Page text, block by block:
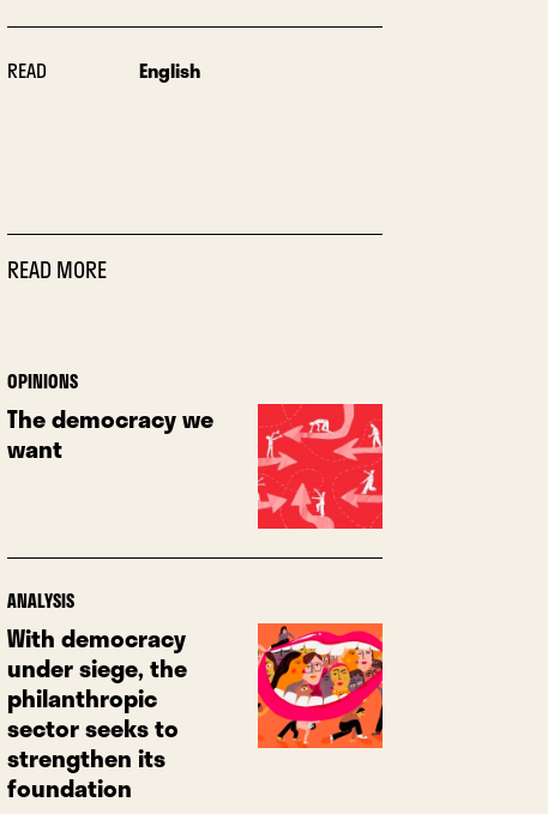
READ English
READ MORE
OPINIONS
The democracy we
want
ANALYSIS
With democracy
under siege, the
philanthropic
sector seeks to
strengthen its
foundation